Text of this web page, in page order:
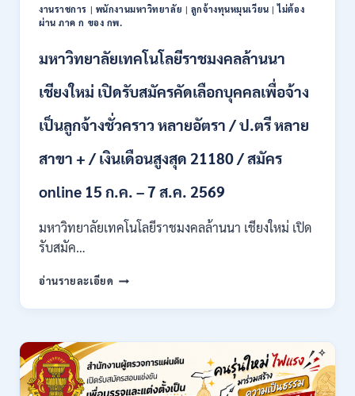
งานราชการ | พนักงานมหาวิทยาลัย | ลูกจ้างทุนหมุนเวียน |ไม่ต้อง
ผ่าน ภาค ก ของ กพ.
มหาวิทยาลัยเทคโนโลยีราชมงคลล้านนา
เชียงใหม่ เปิดรับสมัครคัดเลือกบุคคลเพื่อจ้าง
เป็นลูกจ้างชั่วคราว หลายอัตรา / ป.ตรี หลาย
สาขา + / เงินเดือนสูงสุด 21180 / สมัคร
online 15 ก.ค. – 7 ส.ค. 2569
มหาวิทยาลัยเทคโนโลยีราชมงคลล้านนา เชียงใหม่ เปิด
รับสมัค…
อ่านรายละเอียด มหาวิทยาลัย
ราช
ล้าน
เชียงใหม่
เปิด